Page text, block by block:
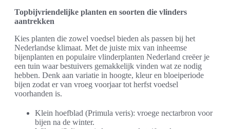
Topbijvriendelijke planten en soorten die vlinders
aantrekken
Kies planten die zowel voedsel bieden als passen bij het
Nederlandse klimaat. Met de juiste mix van inheemse
bijenplanten en populaire vlinderplanten Nederland creëer je
een tuin waar bestuivers gemakkelijk vinden wat ze nodig
hebben. Denk aan variatie in hoogte, kleur en bloeiperiode
bijen zodat er van vroeg voorjaar tot herfst voedsel
voorhanden is.
Klein hoefblad (Primula veris): vroege nectarbron voor
bijen na de winter.